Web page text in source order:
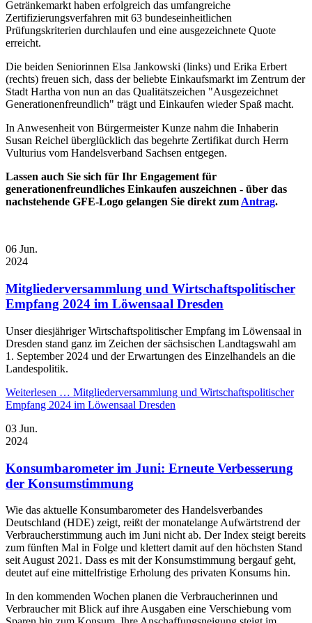
Getränkemarkt haben erfolgreich das umfangreiche
Zertifizierungsverfahren mit 63 bundeseinheitlichen
Prüfungskriterien durchlaufen und eine ausgezeichnete Quote
erreicht.
Die beiden Seniorinnen Elsa Jankowski (links) und Erika Erbert
(rechts) freuen sich, dass der beliebte Einkaufsmarkt im Zentrum der
Stadt Hartha von nun an das Qualitätszeichen "Ausgezeichnet
Generationenfreundlich" trägt und Einkaufen wieder Spaß macht.
In Anwesenheit von Bürgermeister Kunze nahm die Inhaberin
Susan Reichel überglücklich das begehrte Zertifikat durch Herrn
Vulturius vom Handelsverband Sachsen entgegen.
Lassen auch Sie sich für Ihr Engagement für
generationenfreundliches Einkaufen auszeichnen - über das
nachstehende GFE-Logo gelangen Sie direkt zum Antrag.
06 Jun.
2024
Mitgliederversammlung und Wirtschaftspolitischer
Empfang 2024 im Löwensaal Dresden
Unser diesjähriger Wirtschaftspolitischer Empfang im Löwensaal in
Dresden stand ganz im Zeichen der sächsischen Landtagswahl am
1. September 2024 und der Erwartungen des Einzelhandels an die
Landespolitik.
Weiterlesen … Mitgliederversammlung und Wirtschaftspolitischer
Empfang 2024 im Löwensaal Dresden
03 Jun.
2024
Konsumbarometer im Juni: Erneute Verbesserung
der Konsumstimmung
Wie das aktuelle Konsumbarometer des Handelsverbandes
Deutschland (HDE) zeigt, reißt der monatelange Aufwärtstrend der
Verbraucherstimmung auch im Juni nicht ab. Der Index steigt bereits
zum fünften Mal in Folge und klettert damit auf den höchsten Stand
seit August 2021. Dass es mit der Konsumstimmung bergauf geht,
deutet auf eine mittelfristige Erholung des privaten Konsums hin.
In den kommenden Wochen planen die Verbraucherinnen und
Verbraucher mit Blick auf ihre Ausgaben eine Verschiebung vom